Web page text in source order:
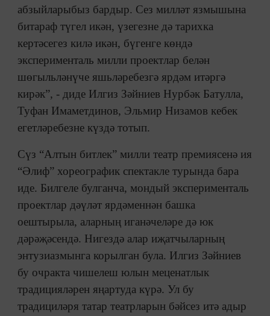
абзыйларыбыз бардыр. Сез милләт язмышына
битараф түгел икән, үзегезне дә тарихка
кертәсегез килә икән, бүгенге көндә
эксперименталь милли проектлар белән
шөгыльләнүче яшьләребезгә ярдәм итәргә
кирәк”, - диде Илгиз Зәйниев Нурбәк Батулла,
Туфан Имаметдинов, Эльмир Низамов кебек
егетләребезне күздә тотып.
Сүз “Алтын битлек” милли театр премиясенә ия
“Әлиф” хореографик спектакле турында бара
иде. Билгеле булганча, мондый эксперименталь
проектлар дәүләт ярдәменнән башка
оештырыла, аларның иганәчеләре дә юк
дәрәҗәсендә. Нигездә алар иҗатчыларның
энтузиазмынга корылган була. Илгиз Зәйниев
бу очракта чишелеш юлын меценатлык
традицияләрен яңартуда күрә. Ул бу
традициләря татар театрларын бәйсез итә адыр